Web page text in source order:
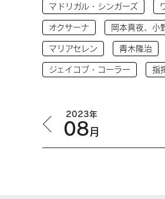
マドリガル・シンガーズ
オクサーナ 岡本真夜、小
マリアセレン 青木隆治
ジェイコブ・コーラー 指
2023年
08月